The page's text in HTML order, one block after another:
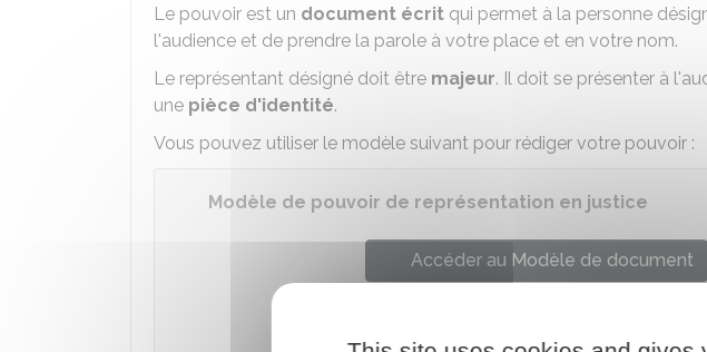
Le pouvoir est un document écrit qui permet à la personne
l'audience et de prendre la parole à votre place et en votre nom.
Le représentant désigné doit être majeur. Il doit se présenter à
une pièce d'identité.
Vous pouvez utiliser le modèle suivant pour rédiger votre pouvoir :
Modèle de pouvoir de représentation en justice
Accéder au Modèle de document